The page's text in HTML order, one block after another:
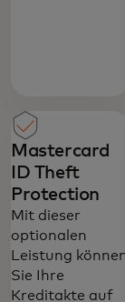
Mastercard
ID Theft
Protection
Mit dieser
optionalen
Leistung
Sie Ihre
Kreditakte auf